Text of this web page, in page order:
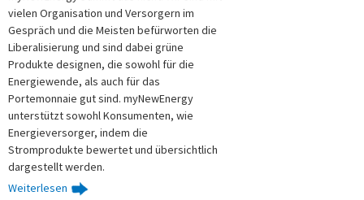
vielen Organisation und Versorgern im
Gespräch und die Meisten befürworten die
Liberalisierung und sind dabei grüne
Produkte designen, die sowohl für die
Energiewende, als auch für das
Portemonnaie gut sind. myNewEnergy
unterstützt sowohl Konsumenten, wie
Energieversorger, indem die
Stromprodukte bewertet und übersichtlich
dargestellt werden.
Weiterlesen